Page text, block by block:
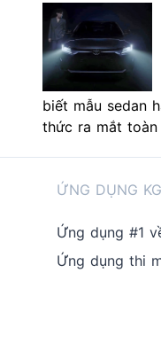
biết mẫu sedan
thức ra mắt
ỨNG DỤNG
Ứng dụng #1
Ứng dụng thi